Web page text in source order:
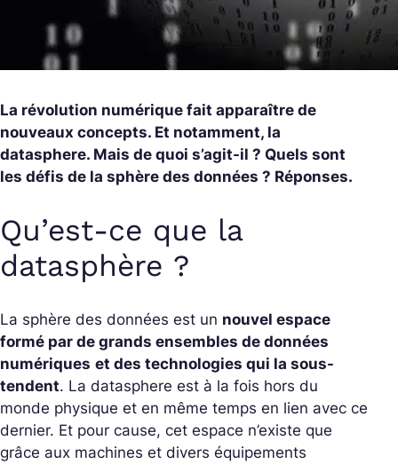
La révolution numérique fait apparaître de
nouveaux concepts. Et notamment, la
datasphere. Mais de quoi s’agit-il ? Quels sont
les défis de la sphère des données ? Réponses.
Qu’est-ce que la
datasphère ?
La sphère des données est un nouvel espace
formé par de grands ensembles de données
numériques et des technologies qui la sous-
tendent. La datasphere est à la fois hors du
monde physique et en même temps en lien avec ce
dernier. Et pour cause, cet espace n’existe que
grâce aux machines et divers équipements